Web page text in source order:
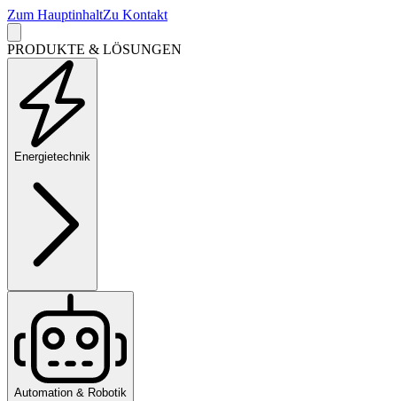
Zum HauptinhaltZu Kontakt
PRODUKTE & LÖSUNGEN
Energietechnik
Automation & Robotik